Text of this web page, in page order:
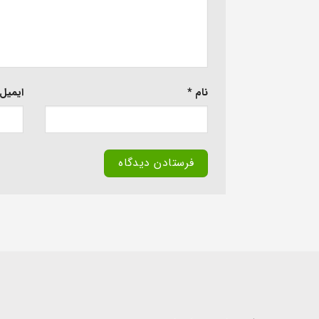
نام * ایمیل